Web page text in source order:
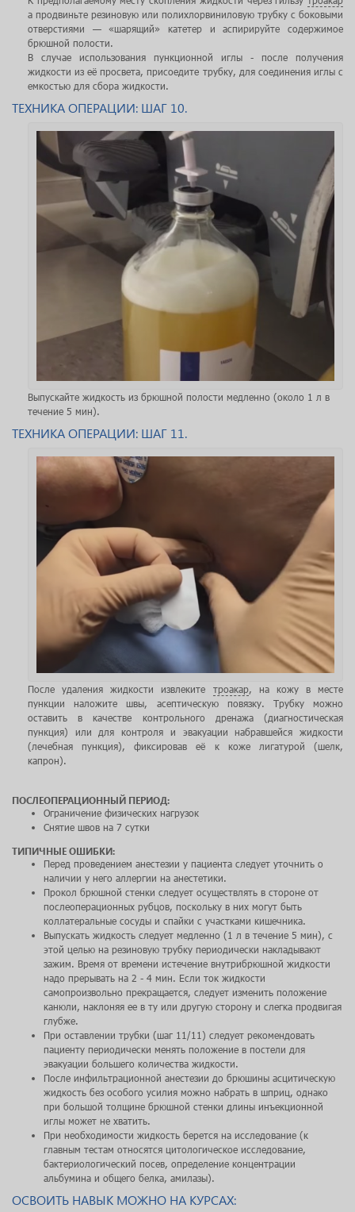
а продвиньте резиновую или полихлорвиниловую трубку с боковыми
отверстиями — «шарящий» катетер и аспирируйте содержимое
брюшной полости.
В случае использования пункционной иглы - после получения
жидкости из её просвета, присоедите трубку, для соединения иглы с
емкостью для сбора жидкости.
ТЕХНИКА ОПЕРАЦИИ: ШАГ 10.
Выпускайте жидкость из брюшной полости медленно (около 1 л в
течение 5 мин).
ТЕХНИКА ОПЕРАЦИИ: ШАГ 11.
После удаления жидкости извлеките троакар, на кожу в месте
пункции наложите швы, асептическую повязку. Трубку можно
оставить в качестве контрольного дренажа (диагностическая
пункция) или для контроля и эвакуации набравшейся жидкости
(лечебная пункция), фиксировав её к коже лигатурой (шелк,
капрон).
ПОСЛЕОПЕРАЦИОННЫЙ ПЕРИОД:
Ограничение физических нагрузок
Снятие швов на 7 сутки
ТИПИЧНЫЕ ОШИБКИ:
Перед проведением анестезии у пациента следует уточнить о
наличии у него аллергии на анестетики.
Прокол брюшной стенки следует осуществлять в стороне от
послеоперационных рубцов, поскольку в них могут быть
коллатеральные сосуды и спайки с участками кишечника.
Выпускать жидкость следует медленно (1 л в течение 5 мин), с
этой целью на резиновую трубку периодически накладывают
зажим. Время от времени истечение внутрибрюшной жидкости
надо прерывать на 2 - 4 мин. Если ток жидкости
самопроизвольно прекращается, следует изменить положение
канюли, наклоняя ее в ту или другую сторону и слегка продвигая
глубже.
При оставлении трубки (шаг 11/11) следует рекомендовать
пациенту периодически менять положение в постели для
эвакуации большего количества жидкости.
После инфильтрационной анестезии до брюшины асцитическую
жидкость без особого усилия можно набрать в шприц, однако
при большой толщине брюшной стенки длины инъекционной
иглы может не хватить.
При необходимости жидкость берется на исследование (к
главным тестам относятся цитологическое исследование,
бактериологический посев, определение концентрации
альбумина и общего белка, амилазы).
ОСВОИТЬ НАВЫК МОЖНО НА КУРСАХ: